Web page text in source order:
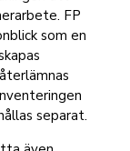
FP
som en
separat.